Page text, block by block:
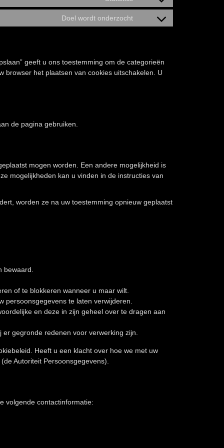
service
analytics
to
service
Doel wordt onderzocht
Consent
geeft u ons toestemming om de categorieën
browser het plaatsen van cookies uitschakelen. U
de pagina gebruiken.
mogen worden. Een andere mogelijkheid is
mogelijkheden kan u vinden in de instructies van
worden ze na uw toestemming opnieuw geplaatst
of te blokkeren wanneer u maar wilt.
te laten verwijderen.
en deze in zijn geheel over te dragen aan
gegronde redenen voor verwerking zijn.
Heeft u een klacht over hoe we met uw
Autoriteit Persoonsgegevens).
volgende contactinformatie: